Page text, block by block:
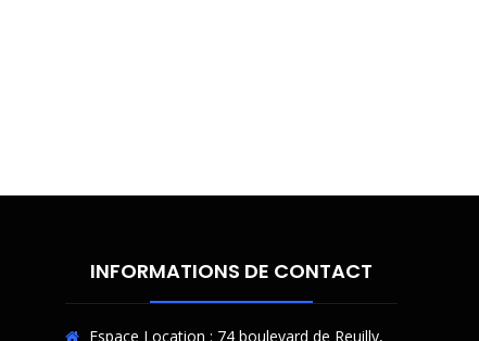
INFORMATIONS DE CONTACT
Espace Location : 74 boulevard de Reuilly,